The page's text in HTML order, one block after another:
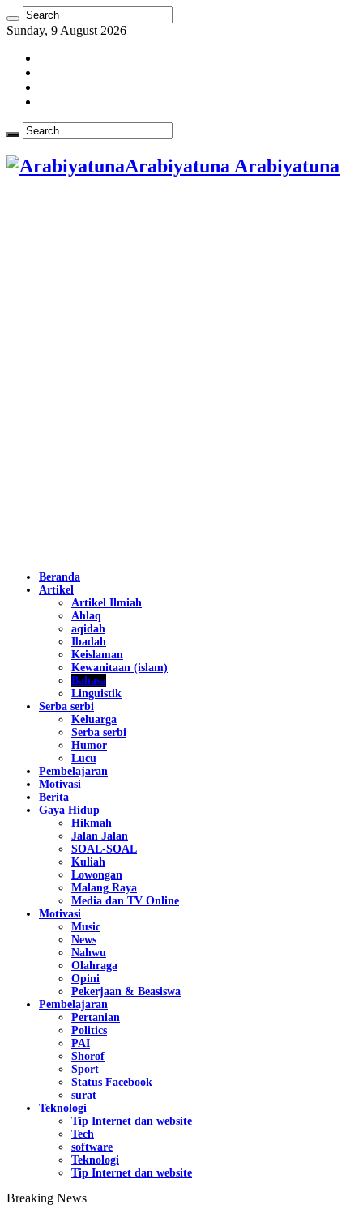
Sunday, 9 August 2026
Arabiyatuna Arabiyatuna
Beranda
Artikel
Artikel Ilmiah
Ahlaq
aqidah
Ibadah
Keislaman
Kewanitaan (islam)
Bahasa
Linguistik
Serba serbi
Keluarga
Serba serbi
Humor
Lucu
Pembelajaran
Motivasi
Berita
Gaya Hidup
Hikmah
Jalan Jalan
SOAL-SOAL
Kuliah
Lowongan
Malang Raya
Media dan TV Online
Motivasi
Music
News
Nahwu
Olahraga
Opini
Pekerjaan & Beasiswa
Pembelajaran
Pertanian
Politics
PAI
Shorof
Sport
Status Facebook
surat
Teknologi
Tip Internet dan website
Tech
software
Teknologi
Tip Internet dan website
Breaking News